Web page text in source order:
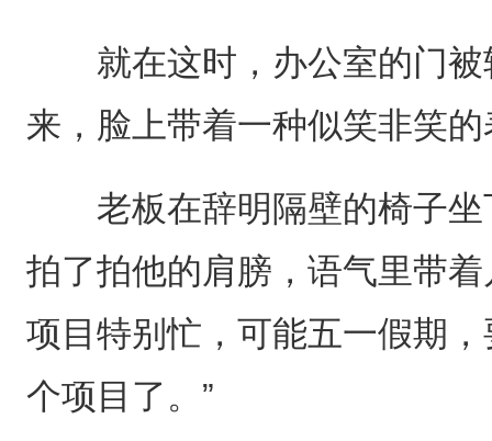
就在这时，办公室的门被
来，脸上带着一种似笑非笑
老板在辞明隔壁的椅子坐
拍了拍他的肩膀，语气里带
项目特别忙，可能五一假期
个项目了。”